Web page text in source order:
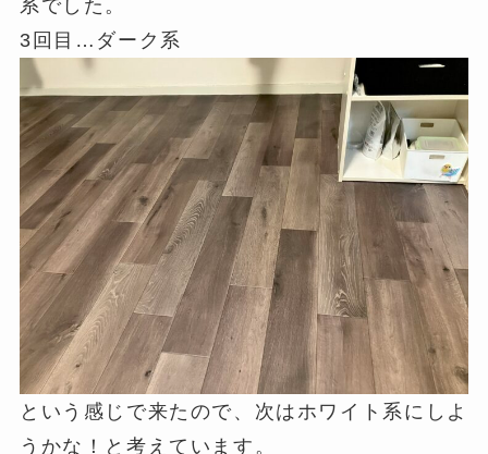
系でした。
3回目…ダーク系
という感じで来たので、次はホワイト系にしよ
うかな！と考えています。